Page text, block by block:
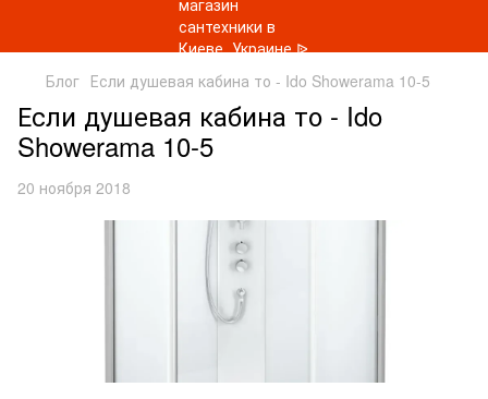
Блог Если душевая кабина то - Ido Showerama 10-5
Если душевая кабина то - Ido
Showerama 10-5
20 ноября 2018